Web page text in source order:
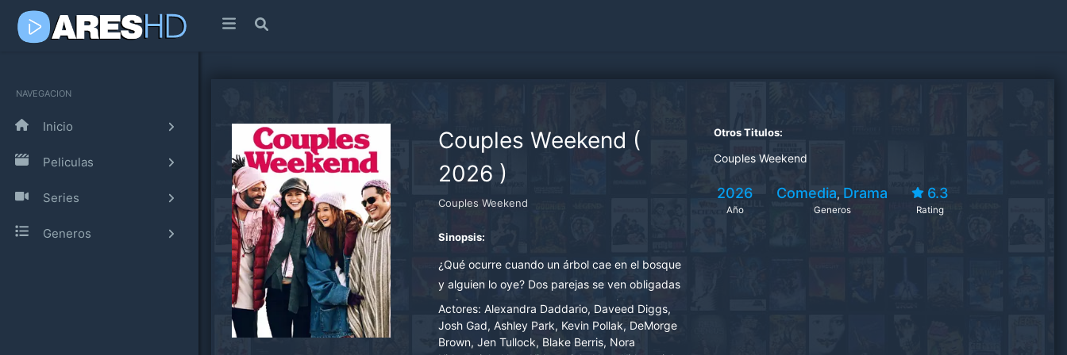
NAVEGACION
Inicio
Peliculas
Series
Generos
Couples Weekend (
2026 )
Couples Weekend
Sinopsis:
¿Qué ocurre cuando un árbol cae en el bosque
y alguien lo oye? Dos parejas se ven obligadas
a afrontar esta pregunta —y sus vidas en
general— cuando una excursión de Nochevieja
al bosque desentierra sentimientos latentes y
Actores: Alexandra Daddario, Daveed Diggs,
Josh Gad, Ashley Park, Kevin Pollak, DeMorge
Brown, Jen Tullock, Blake Berris, Nora
Otros Titulos:
Couples Weekend
2026
Año
Comedia, Drama
Generos
6.3
Rating